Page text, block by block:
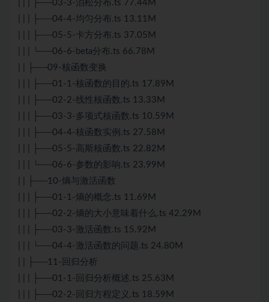
| | | ├──03-3-泊松分布.ts 77.44M
| | | ├──04-4-均匀分布.ts 13.11M
| | | ├──05-5-卡方分布.ts 37.05M
| | | └──06-6-beta分布.ts 66.78M
| | ├──09-核函数变换
| | | ├──01-1-核函数的目的.ts 17.89M
| | | ├──02-2-线性核函数.ts 13.33M
| | | ├──03-3-多项式核函数.ts 10.59M
| | | ├──04-4-核函数实例.ts 27.58M
| | | ├──05-5-高斯核函数.ts 22.82M
| | | └──06-6-参数的影响.ts 23.99M
| | ├──10-熵与激活函数
| | | ├──01-1-熵的概念.ts 11.69M
| | | ├──02-2-熵的大小意味着什么.ts 42.29M
| | | ├──03-3-激活函数.ts 15.92M
| | | └──04-4-激活函数的问题.ts 24.80M
| | ├──11-回归分析
| | | ├──01-1-回归分析概述.ts 25.63M
| | | ├──02-2-回归方程定义.ts 18.59M